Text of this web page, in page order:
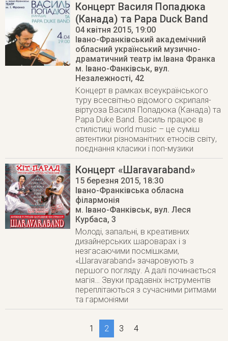
Концерт Василя Попадюка
(Канада) та Papa Duck Band
04 квітня 2015, 19:00
Івано-Франківський академічний
обласний український музично-
драматичний театр ім.Івана Франка
м. Івано-Фанківськ, вул.
Незалежності, 42
Концерт в рамках всеукраїнського
туру всесвітньо відомого скрипаля-
віртуоза Василя Попадюка (Канада) та
Papa Duke Вand. Василь працює в
стилістиці world music – це суміш
автентики різноманітних етносів світу,
поєднання класики і поп-музики
Концерт «Шаravaraband»
15 березня 2015, 18:30
Івано-Франківська обласна
філармонія
м. Івано-Фанківськ, вул. Леся
Курбаса, 3
Молоді, запальні, в креативних
дизайнерських шароварах і з
незгасаючими посмішками,
«Шаravaraband» зачаровують з
першого погляду. А далі починається
магія… Звуки прадавніх інструментів
переплітаються з сучасними ритмами
та гармоніями
1 2 3 4